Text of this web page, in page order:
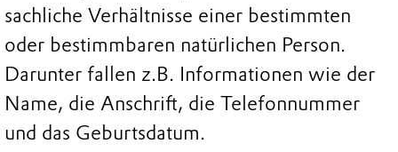
sachliche Verhältnisse einer bestimmten
oder bestimmbaren natürlichen Person.
Darunter fallen z.B. Informationen wie der
Name, die Anschrift, die Telefonnummer
und das Geburtsdatum.